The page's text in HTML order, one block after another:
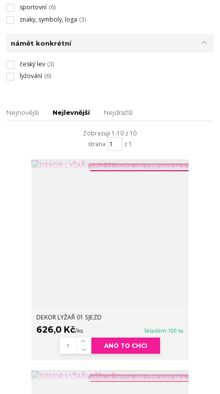
sportovní (6)
znaky, symboly, loga (3)
námět konkrétní
český lev (3)
lyžování (6)
Nejnovější Nejlevnější Nejdražší
Zobrazuji 1-10 z 10
strana
z 1
CENA ZA DEKOR, PŘILOŽTE TVAR SKLA
DEKOR LYŽAŘ 01 SJEZD
626,0 Kč/ks Skladem 100 ks
ANO TO CHCI
CENA ZA DEKOR, PŘILOŽTE TVAR SKLA